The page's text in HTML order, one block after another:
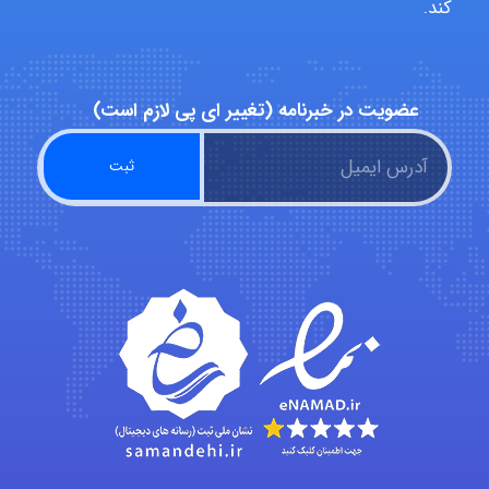
ZAK
fahimeh sheibani
HaddadiMahsa
کند.
عضویت در خبرنامه (تغییر ای پی لازم است)